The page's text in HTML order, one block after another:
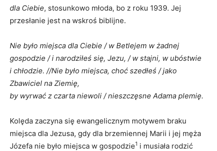
dla Ciebie, stosunkowo młoda, bo z roku 1939. Jej
przesłanie jest na wskroś biblijne.
Nie było miejsca dla Ciebie / w Betlejem w żadnej
gospodzie / i narodziłeś się, Jezu, / w stajni, w ubóstwie
i chłodzie. //Nie było miejsca, choć szedłeś / jako
Zbawiciel na Ziemię,
by wyrwać z czarta niewoli / nieszczęsne Adama plemię.
Kolęda zaczyna się ewangelicznym motywem braku
miejsca dla Jezusa, gdy dla brzemiennej Marii i jej męża
Józefa nie było miejsca w gospodzie1 i musiała rodzić